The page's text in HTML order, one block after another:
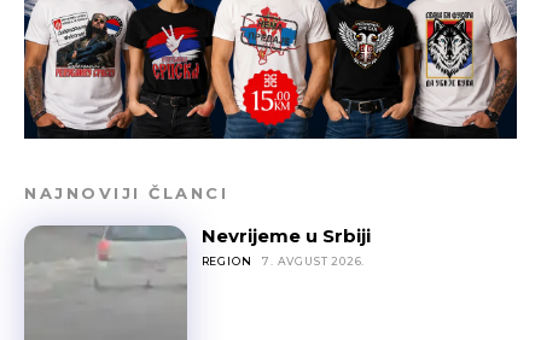
NAJNOVIJI ČLANCI
Nevrijeme u Srbiji
REGION 7. AVGUST 2026.